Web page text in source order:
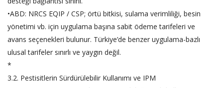
•ABD: NRCS EQIP / CSP; örtü bitkisi, sulama verimliliği, besin
yönetimi vb. için uygulama başına sabit ödeme tarifeleri ve
avans seçenekleri bulunur. Türkiye’de benzer uygulama-bazlı
ulusal tarifeler sınırlı ve yaygın değil.
*
3.2. Pestisitlerin Sürdürülebilir Kullanımı ve IPM